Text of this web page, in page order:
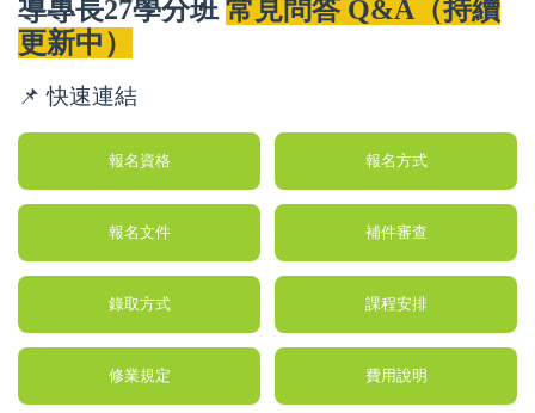
導專長27學分班常見問答 Q&A（持續
更新中）
📌 快速連結
報名資格 報名方式
報名文件 補件審查
錄取方式 課程安排
修業規定 費用說明